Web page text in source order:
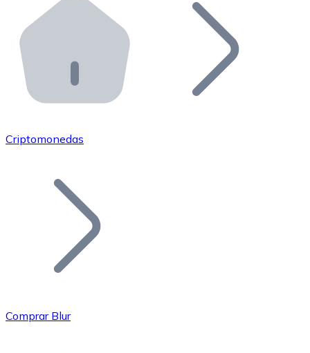
Bitnovo ATM
Integra un ATM Bitnovo en tu negocio y permite que
Bitnovo API
Integra nuestra API en tu ecosistema.
Únete a nuestra red de distribuidores.
Añade tu proyecto a nuestro ecosistema.
Criptomonedas
Comprar Blur